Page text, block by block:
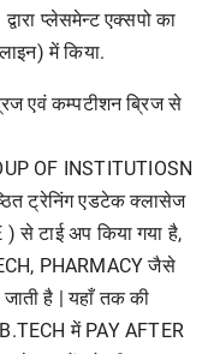
प्लेसमेन्ट एक्सपो का
में किया.
एवं कम्पटीशन ब्रिज से
OF INSTITUTIOSN
ट्रेनिंग एडटेक क्लासेज
से टाई अप किया गया है,
PHARMACY जैसे
है | यहाँ तक की
में PAY AFTER